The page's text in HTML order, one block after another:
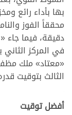
بها بأداء رائع
دقيقة، فيما جاء
«معتاد» ملك
الثالث بتوقيت قدره 5.53.98
أفضل توقيت